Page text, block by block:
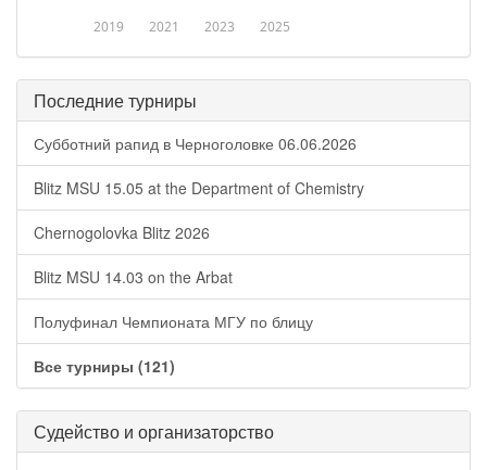
2019 2021 2023 2025
Последние турниры
Субботний рапид в Черноголовке 06.06.2026
Blitz MSU 15.05 at the Department of Chemistry
Chernogolovka Blitz 2026
Blitz MSU 14.03 on the Arbat
Полуфинал Чемпионата МГУ по блицу
Все турниры (121)
Судейство и организаторство